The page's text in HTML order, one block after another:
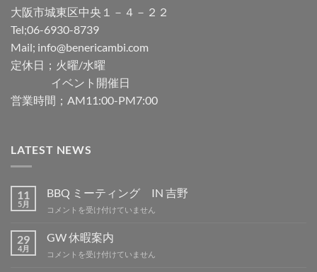
大阪市城東区中央１－４－２２
Tel;06-6930-8739
Mail; info@benericambi.com
定休日；火曜/水曜
イベント開催日
営業時間；AM11:00-PM7:00
LATEST NEWS
11
5月
BBQ ミーティング IN 吉野
BBQ
ー
ィ
コメントを受け付けていません
29
4月
GW 休暇案内
GW
コメントを受け付けていません